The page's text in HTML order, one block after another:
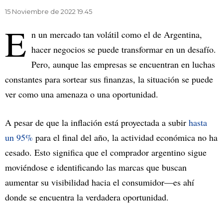
15 Noviembre de 2022 19.45
E n un mercado tan volátil como el de Argentina,
hacer negocios se puede transformar en un desafío.
Pero, aunque las empresas se encuentran en luchas
constantes para sortear sus finanzas, la situación se puede
ver como una amenaza o una oportunidad.
A pesar de que la inflación está proyectada a subir hasta
un 95% para el final del año, la actividad económica no ha
cesado. Esto significa que el comprador argentino sigue
moviéndose e identificando las marcas que buscan
aumentar su visibilidad hacia el consumidor—es ahí
donde se encuentra la verdadera oportunidad.